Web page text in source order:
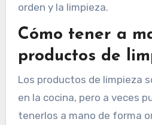
orden y la limpieza.
Cómo tener a
productos de
Los productos de limpieza
en la cocina, pero a veces
tenerlos a mano de forma